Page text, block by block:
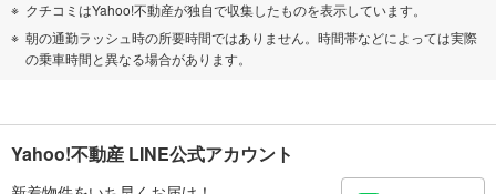
クチコミはYahoo!不動産が独自で収集したものを表示しています。
朝の通勤ラッシュ時の所要時間ではありません。時間帯などによっては実際
の乗車時間と異なる場合があります。
Yahoo!不動産 LINE公式アカウント